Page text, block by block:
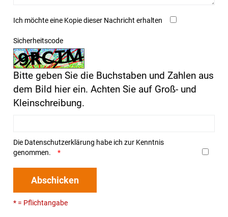
Ich möchte eine Kopie dieser Nachricht erhalten
Sicherheitscode
Bitte geben Sie die Buchstaben und Zahlen aus
dem Bild hier ein. Achten Sie auf Groß- und
Kleinschreibung.
Die Datenschutzerklärung habe ich zur Kenntnis
genommen.
Abschicken
* = Pflichtangabe